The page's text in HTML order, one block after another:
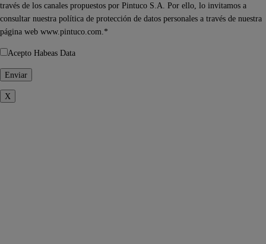
través de los canales propuestos por Pintuco S.A. Por ello, lo invitamos a
consultar nuestra política de protección de datos personales a través de nuestra
página web www.pintuco.com.*
Acepto Habeas Data
X